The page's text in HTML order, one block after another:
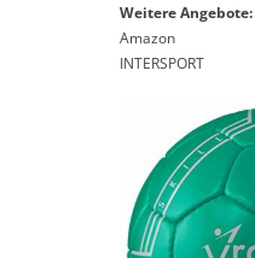
Weitere Angebote:
Amazon
INTERSPORT